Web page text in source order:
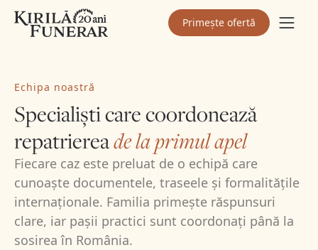
Primește ofertă
Echipa noastră
Specialiști care coordonează
repatriereade la primul apel
Fiecare caz este preluat de o echipă care
cunoaște documentele, traseele și formalitățile
internaționale. Familia primește răspunsuri
clare, iar pașii practici sunt coordonați până la
sosirea în România.